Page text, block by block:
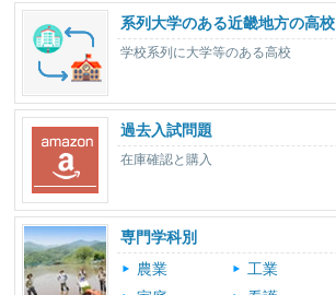
系列大学のある近畿地方の高校
学校系列に大学等のある高校
過去入試問題
在庫確認と購入
専門学科別
農業
工業